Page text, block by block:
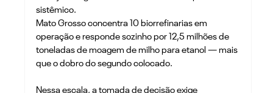
sistêmico.
Mato Grosso concentra 10 biorrefinarias em
operação e responde sozinho por 12,5 milhões de
toneladas de moagem de milho para etanol — mais
que o dobro do segundo colocado.
Nessa escala, a tomada de decisão exige